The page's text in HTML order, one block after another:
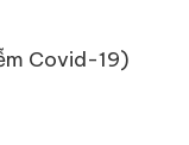
Covid-19)